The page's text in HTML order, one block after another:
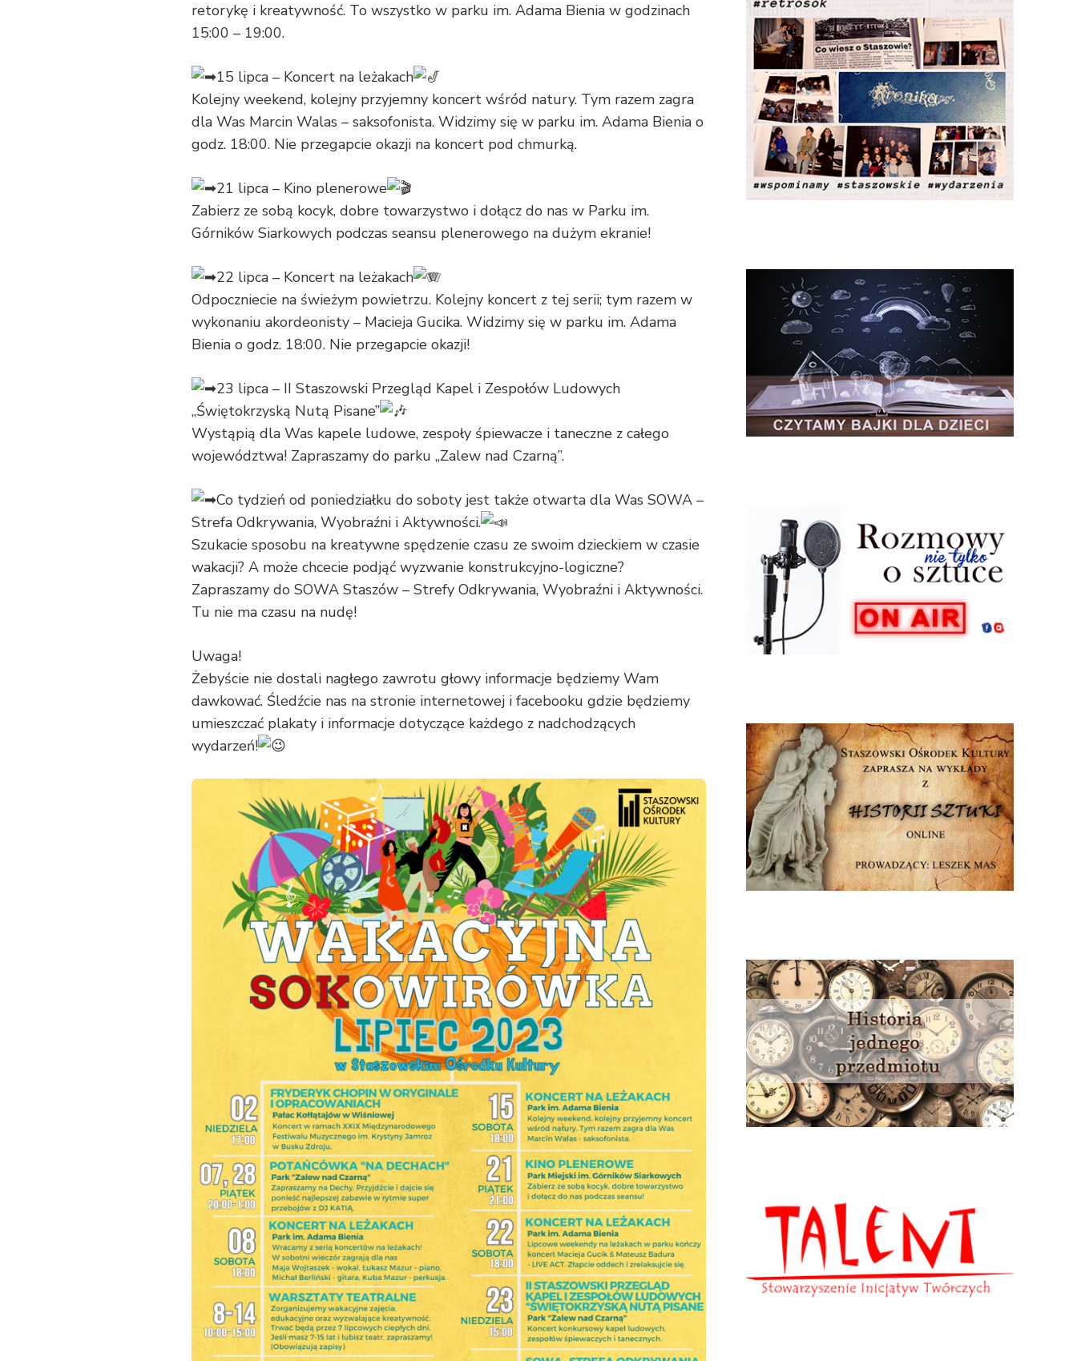
retorykę i kreatywność. To wszystko w parku im. Adama Bienia w godzinach
15:00 – 19:00.
15 lipca – Koncert na leżakach
Kolejny weekend, kolejny przyjemny koncert wśród natury. Tym razem zagra
dla Was Marcin Walas – saksofonista. Widzimy się w parku im. Adama Bienia o
godz. 18:00. Nie przegapcie okazji na koncert pod chmurką.
21 lipca – Kino plenerowe
Zabierz ze sobą kocyk, dobre towarzystwo i dołącz do nas w Parku im.
Górników Siarkowych podczas seansu plenerowego na dużym ekranie!
22 lipca – Koncert na leżakach
Odpoczniecie na świeżym powietrzu. Kolejny koncert z tej serii; tym razem w
wykonaniu akordeonisty – Macieja Gucika. Widzimy się w parku im. Adama
Bienia o godz. 18:00. Nie przegapcie okazji!
23 lipca – II Staszowski Przegląd Kapel i Zespołów Ludowych
„Świętokrzyską Nutą Pisane”
Wystąpią dla Was kapele ludowe, zespoły śpiewacze i taneczne z całego
województwa! Zapraszamy do parku „Zalew nad Czarną”.
Co tydzień od poniedziałku do soboty jest także otwarta dla Was SOWA –
Strefa Odkrywania, Wyobraźni i Aktywności.
Szukacie sposobu na kreatywne spędzenie czasu ze swoim dzieckiem w czasie
wakacji? A może chcecie podjąć wyzwanie konstrukcyjno-logiczne?
Zapraszamy do SOWA Staszów – Strefy Odkrywania, Wyobraźni i Aktywności.
Tu nie ma czasu na nudę!
Uwaga!
Żebyście nie dostali nagłego zawrotu głowy informacje będziemy Wam
dawkować. Śledźcie nas na stronie internetowej i facebooku gdzie będziemy
umieszczać plakaty i informacje dotyczące każdego z nadchodzących
wydarzeń!